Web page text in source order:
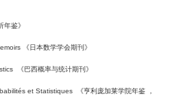
年鉴》
《日本数学学会期刊》
《巴西概率与统计期刊》
et Statistiques 《亨利庞加莱学院年鉴 ，